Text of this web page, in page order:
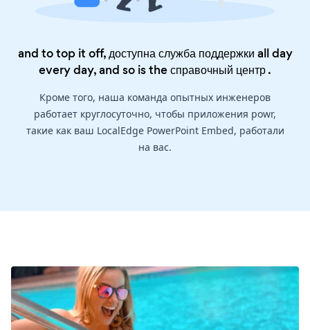
and to top it off, доступна служба поддержки all day
every day, and so is theсправочный центр.
Кроме того, наша команда опытных инженеров
работает круглосуточно, чтобы приложения powr,
такие как ваш LocalEdge PowerPoint Embed, работали
на вас.